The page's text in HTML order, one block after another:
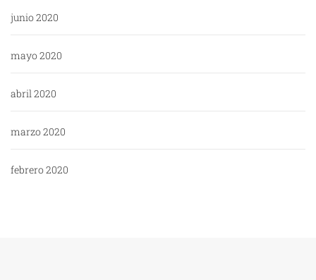
junio 2020
mayo 2020
abril 2020
marzo 2020
febrero 2020